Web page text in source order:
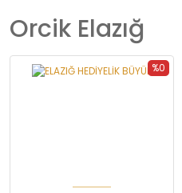
Orcik Elazığ
%0